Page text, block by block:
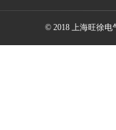
© 2018 上海旺徐